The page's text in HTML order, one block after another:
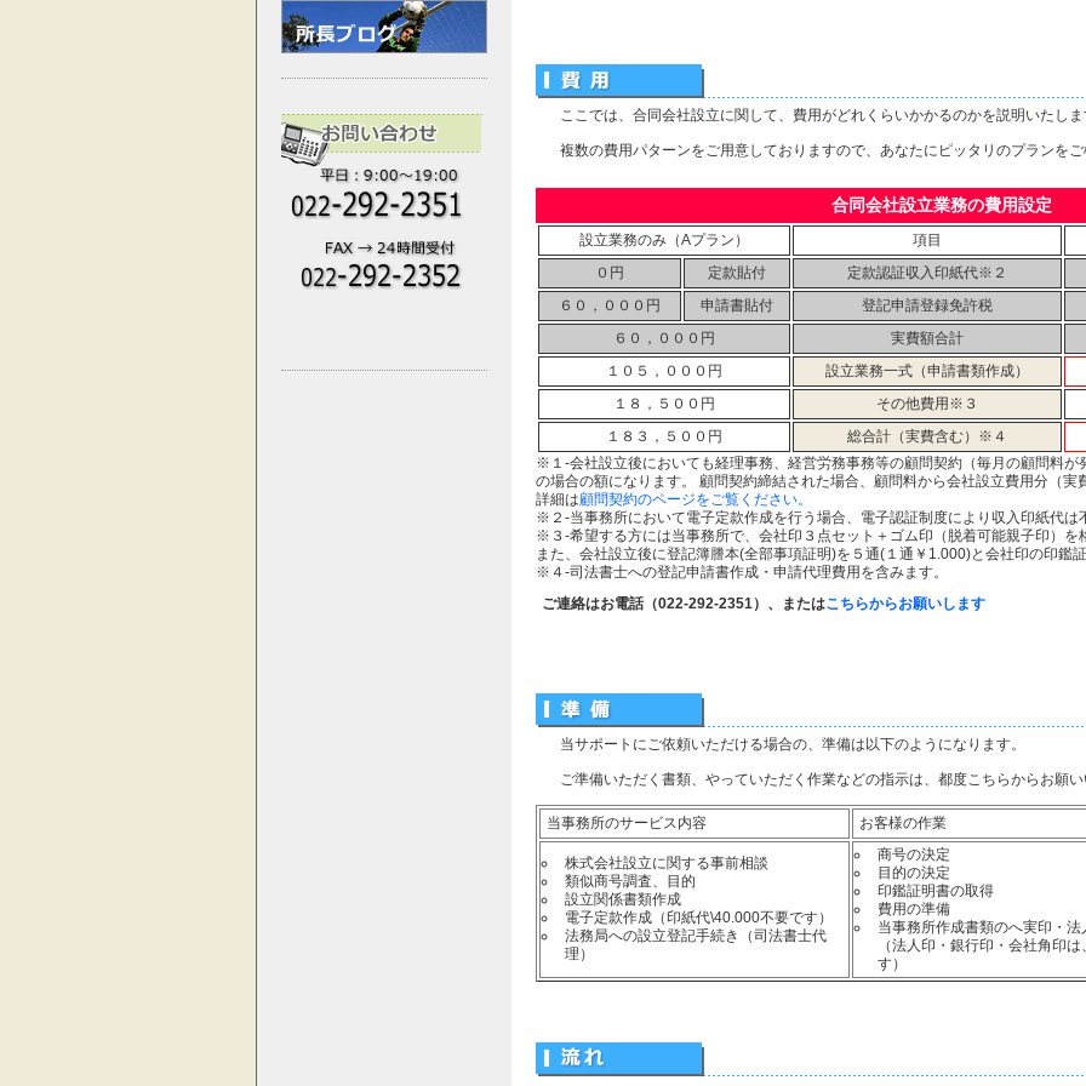
ここでは、合同会社設立に関して、費用がどれくらいかかるのかを説明いたし
複数の費用パターンをご用意しておりますので、あなたにピッタリのプランを
合同会社設立業務の費用設定
設立業務のみ（Aプラン）
項目
０円
定款貼付
定款認証収入印紙代※２
６０，０００円
申請書貼付
登記申請登録免許税
６０，０００円
実費額合計
１０５，０００円
設立業務一式（申請書類作成）
１８，５００円
その他費用※３
１８３，５００円
総合計（実費含む）※４
※１-会社設立後においても経理事務、経営労務事務等の顧問契約（毎月の顧問料が
の場合の額になります。 顧問契約締結された場合、顧問料から会社設立費用分（実
詳細は顧問契約のページをご覧ください。
※２-当事務所において電子定款作成を行う場合、電子認証制度により収入印紙代は
※３-希望する方には当事務所で、会社印３点セット＋ゴム印（脱着可能親子印）
また、会社設立後に登記簿謄本(全部事項証明)を５通(１通￥1.000)と会社印の印鑑
※４-司法書士への登記申請書作成・申請代理費用を含みます。
ご連絡はお電話（022-292-2351）、またはこちらからお願いします
当サポートにご依頼いただける場合の、準備は以下のようになります。
ご準備いただく書類、やっていただく作業などの指示は、都度こちらからお願
当事務所のサービス内容 お客様の作業
株式会社設立に関する事前相談
類似商号調査、目的
設立関係書類作成
電子定款作成（印紙代\40.000不要です）
法務局への設立登記手続き（司法書士代
理）
商号の決定
目的の決定
印鑑証明書の取得
費用の準備
当事務所作成書類のへ実印・法
（法人印・銀行印・会社角印
す）